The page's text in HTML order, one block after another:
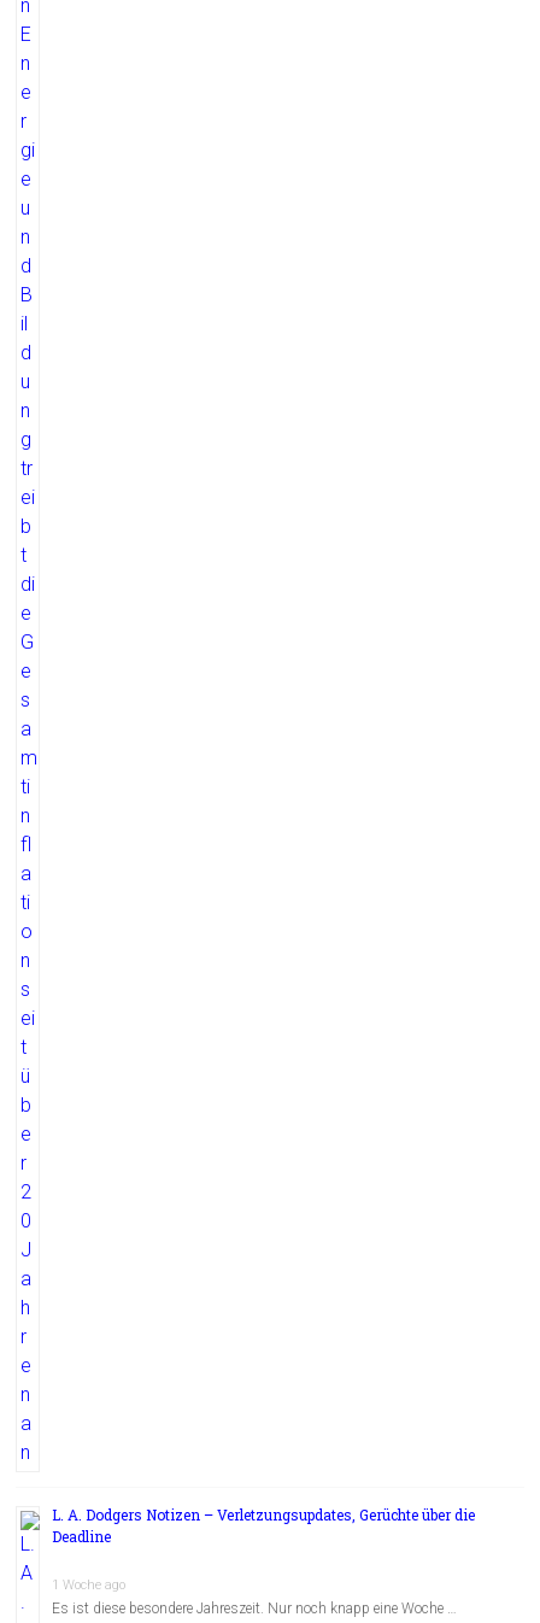
L. A. Dodgers Notizen – Verletzungsupdates, Gerüchte über die
Deadline
1 Woche ago
Es ist diese besondere Jahreszeit. Nur noch knapp eine Woche …